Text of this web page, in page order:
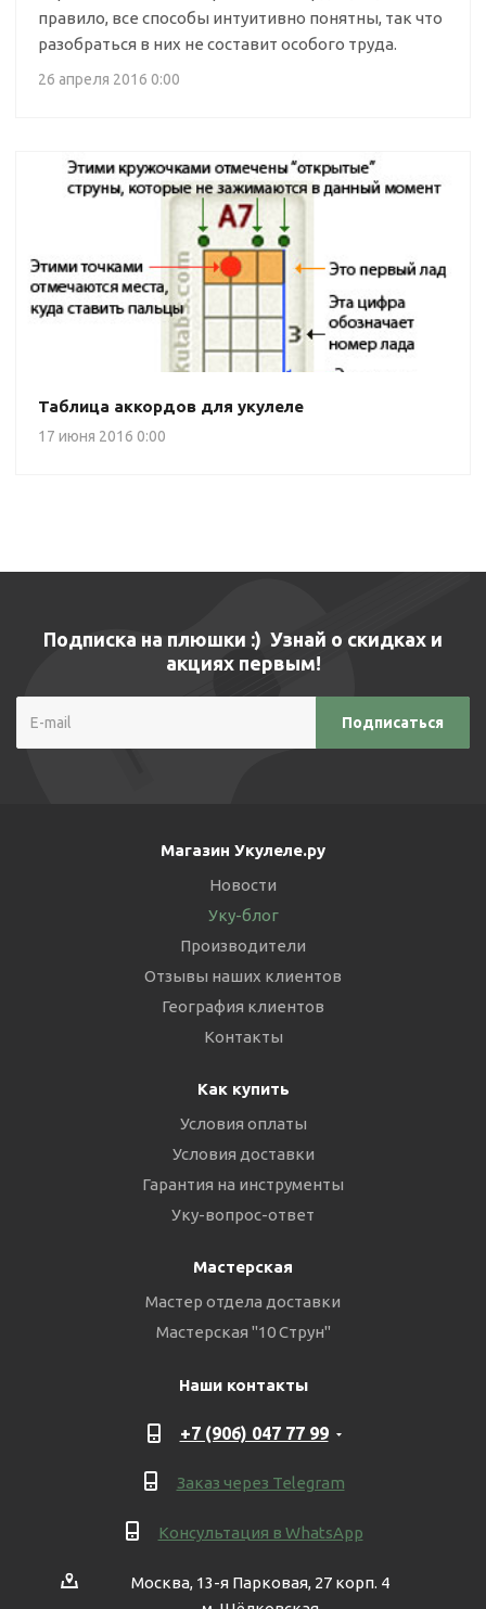
правило, все способы интуитивно понятны, так что
разобраться в них не составит особого труда.
26 апреля 2016 0:00
Таблица аккордов для укулеле
17 июня 2016 0:00
Подписка на плюшки :) Узнай о скидках и
акциях первым!
Магазин Укулеле.ру
Новости
Уку-блог
Производители
Отзывы наших клиентов
География клиентов
Контакты
Как купить
Условия оплаты
Условия доставки
Гарантия на инструменты
Уку-вопрос-ответ
Мастерская
Мастер отдела доставки
Мастерская "10 Струн"
Наши контакты
+7 (906) 047 77 99
Заказ через Telegram
Консультация в WhatsApp
Москва, 13-я Парковая, 27 корп. 4